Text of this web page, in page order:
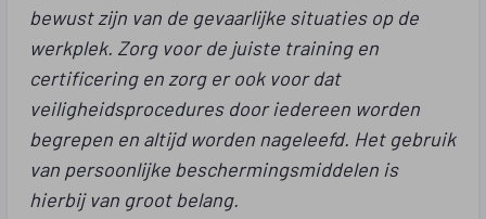
bewust zijn van de gevaarlijke situaties op de
werkplek. Zorg voor de juiste training en
certificering en zorg er ook voor dat
veiligheidsprocedures door iedereen worden
begrepen en altijd worden nageleefd. Het gebruik
van persoonlijke beschermingsmiddelen is
hierbij van groot belang.